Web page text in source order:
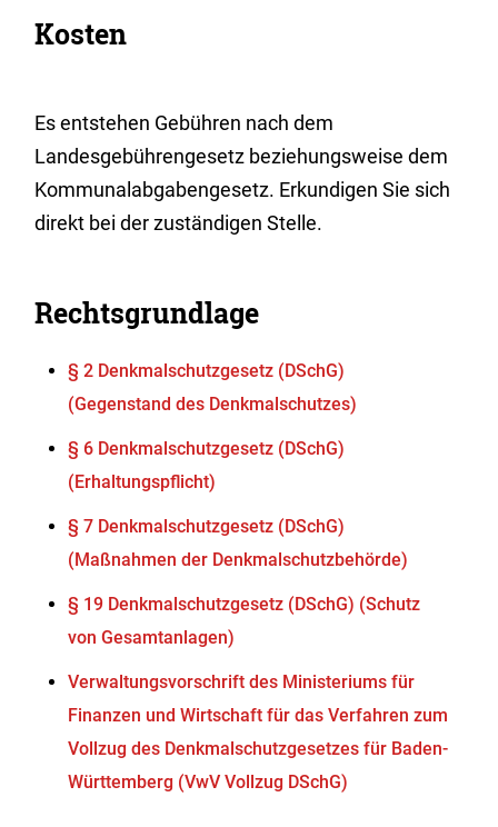
Kosten
Es entstehen Gebühren nach dem
Landesgebührengesetz beziehungsweise dem
Kommunalabgabengesetz. Erkundigen Sie sich
direkt bei der zuständigen Stelle.
Rechtsgrundlage
§ 2 Denkmalschutzgesetz (DSchG)
(Gegenstand des Denkmalschutzes)
§ 6 Denkmalschutzgesetz (DSchG)
(Erhaltungspflicht)
§ 7 Denkmalschutzgesetz (DSchG)
(Maßnahmen der Denkmalschutzbehörde)
§ 19 Denkmalschutzgesetz (DSchG) (Schutz
von Gesamtanlagen)
Verwaltungsvorschrift des Ministeriums für
Finanzen und Wirtschaft für das Verfahren zum
Vollzug des Denkmalschutzgesetzes für Baden-
Württemberg (VwV Vollzug DSchG)